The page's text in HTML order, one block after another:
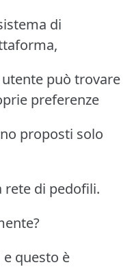
di
può trovare
preferenze
proposti solo
di pedofili.
questo è